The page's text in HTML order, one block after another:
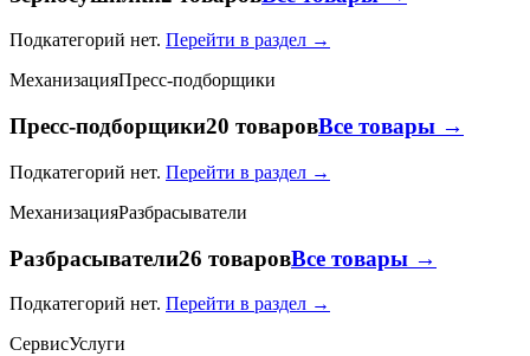
Подкатегорий нет. Перейти в раздел →
МеханизацияПресс-подборщики
Пресс-подборщики20 товаровВсе товары →
Подкатегорий нет. Перейти в раздел →
МеханизацияРазбрасыватели
Разбрасыватели26 товаровВсе товары →
Подкатегорий нет. Перейти в раздел →
СервисУслуги